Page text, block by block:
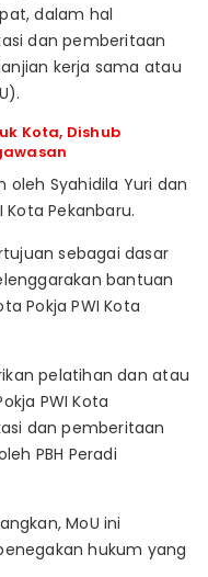
dalam hal
dan pemberitaan
kerja sama atau
Kota, Dishub
Syahidila Yuri dan
Kota Pekanbaru.
sebagai dasar
bantuan
Pokja PWI Kota
pelatihan dan atau
PWI Kota
dan pemberitaan
PBH Peradi
MoU ini
hukum yang